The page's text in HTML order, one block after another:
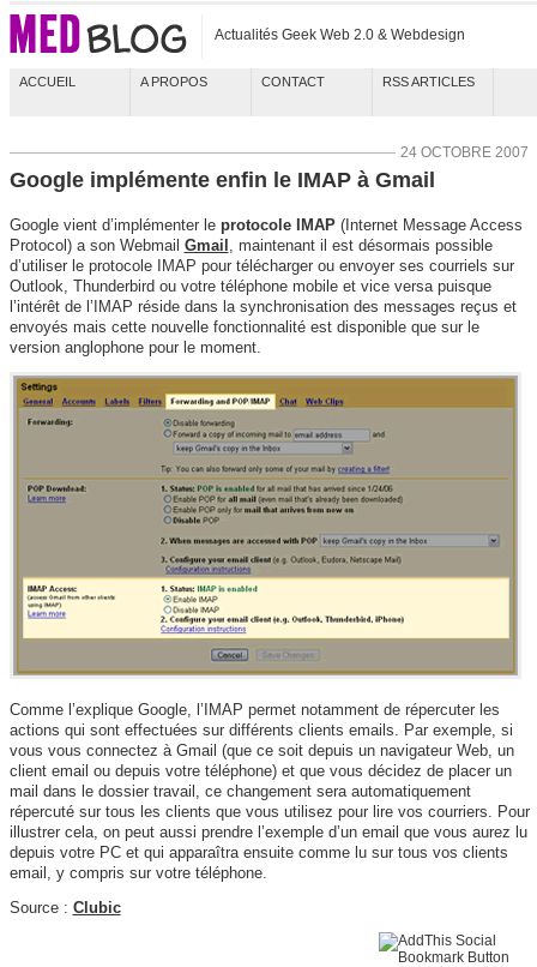
Actualités Geek Web 2.0 & Webdesign
ACCUEIL A PROPOS CONTACT RSS ARTICLES
24 OCTOBRE 2007
Google implémente enfin le IMAP à Gmail
Google vient d’implémenter le protocole IMAP(Internet Message Access
Protocol) a son Webmail Gmail , maintenant il est désormais possible
d’utiliser le protocole IMAP pour télécharger ou envoyer ses courriels sur
Outlook, Thunderbird ou votre téléphone mobile et vice versa puisque
l’intérêt de l’IMAP réside dans la synchronisation des messages reçus et
envoyés mais cette nouvelle fonctionnalité est disponible que sur le
version anglophone pour le moment.
Comme l’explique Google, l’IMAP permet notamment de répercuter les
actions qui sont effectuées sur différents clients emails. Par exemple, si
vous vous connectez à Gmail (que ce soit depuis un navigateur Web, un
client email ou depuis votre téléphone) et que vous décidez de placer un
mail dans le dossier travail, ce changement sera automatiquement
répercuté sur tous les clients que vous utilisez pour lire vos courriers. Pour
illustrer cela, on peut aussi prendre l’exemple d’un email que vous aurez lu
depuis votre PC et qui apparaîtra ensuite comme lu sur tous vos clients
email, y compris sur votre téléphone.
Source : Clubic